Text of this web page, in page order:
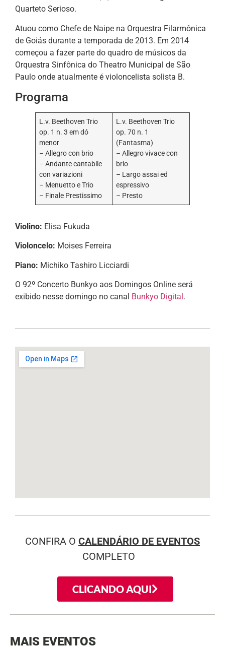
Quarteto Serioso.
Atuou como Chefe de Naipe na Orquestra Filarmônica
de Goiás durante a temporada de 2013. Em 2014
começou a fazer parte do quadro de músicos da
Orquestra Sinfônica do Theatro Municipal de São
Paulo onde atualmente é violoncelista solista B.
Programa
L.v. Beethoven Trio
op. 1 n. 3 em dó
menor
– Allegro con brio
– Andante cantabile
con variazioni
– Menuetto e Trio
– Finale Prestissimo
L.v. Beethoven Trio
op. 70 n. 1
(Fantasma)
– Allegro vivace con
brio
– Largo assai ed
espressivo
– Presto
Violino: Elisa Fukuda
Violoncelo: Moises Ferreira
Piano: Michiko Tashiro Licciardi
O 92º Concerto Bunkyo aos Domingos Online será
exibido nesse domingo no canal Bunkyo Digital.
CONFIRA O CALENDÁRIO DE EVENTOS
COMPLETO
CLICANDO AQUI
MAIS EVENTOS